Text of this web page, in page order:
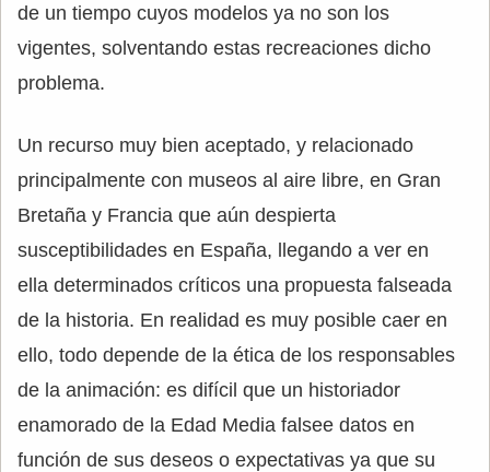
de un tiempo cuyos modelos ya no son los
vigentes, solventando estas recreaciones dicho
problema.
Un recurso muy bien aceptado, y relacionado
principalmente con museos al aire libre, en Gran
Bretaña y Francia que aún despierta
susceptibilidades en España, llegando a ver en
ella determinados críticos una propuesta falseada
de la historia. En realidad es muy posible caer en
ello, todo depende de la ética de los responsables
de la animación: es difícil que un historiador
enamorado de la Edad Media falsee datos en
función de sus deseos o expectativas ya que su